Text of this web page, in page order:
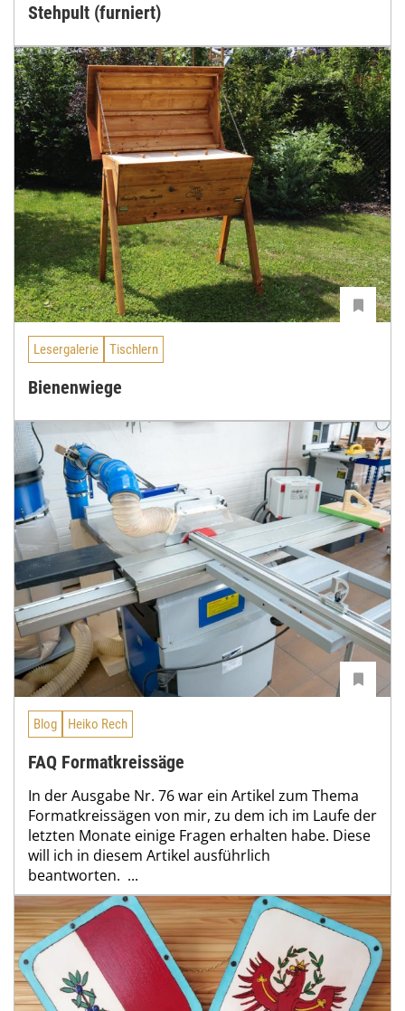
Stehpult (furniert)
Lesergalerie Tischlern
Bienenwiege
Blog Heiko Rech
FAQ Formatkreissäge
In der Ausgabe Nr. 76 war ein Artikel zum Thema
Formatkreissägen von mir, zu dem ich im Laufe der
letzten Monate einige Fragen erhalten habe. Diese
will ich in diesem Artikel ausführlich
beantworten. ...